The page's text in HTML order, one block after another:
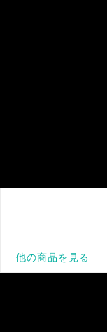
他の商品を見る